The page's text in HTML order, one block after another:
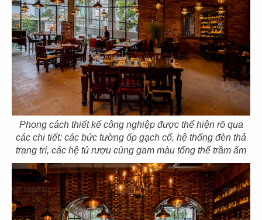
Phong cách thiết kế công nghiệp được thể hiện rõ qua
các chi tiết: các bức tường ốp gạch cổ, hệ thống đèn thả
trang trí, các hệ tủ rượu cùng gam màu tổng thể trầm ấm
CN Bình Tân CN Gò Vấp
99
DIỆU CÁT TƯỜNG
CN Tân Bình
100
GENJI
CN Nauy
101 102